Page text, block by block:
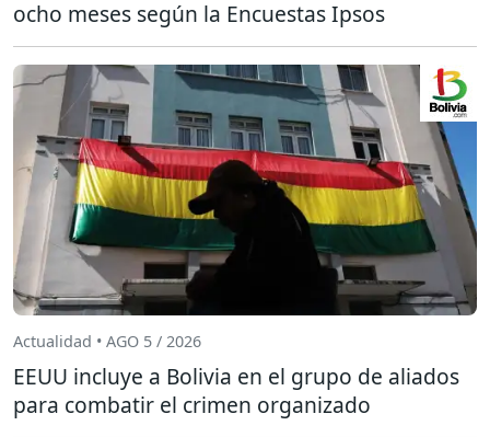
ocho meses según la Encuestas Ipsos
Actualidad • AGO 5 / 2026
EEUU incluye a Bolivia en el grupo de aliados
para combatir el crimen organizado